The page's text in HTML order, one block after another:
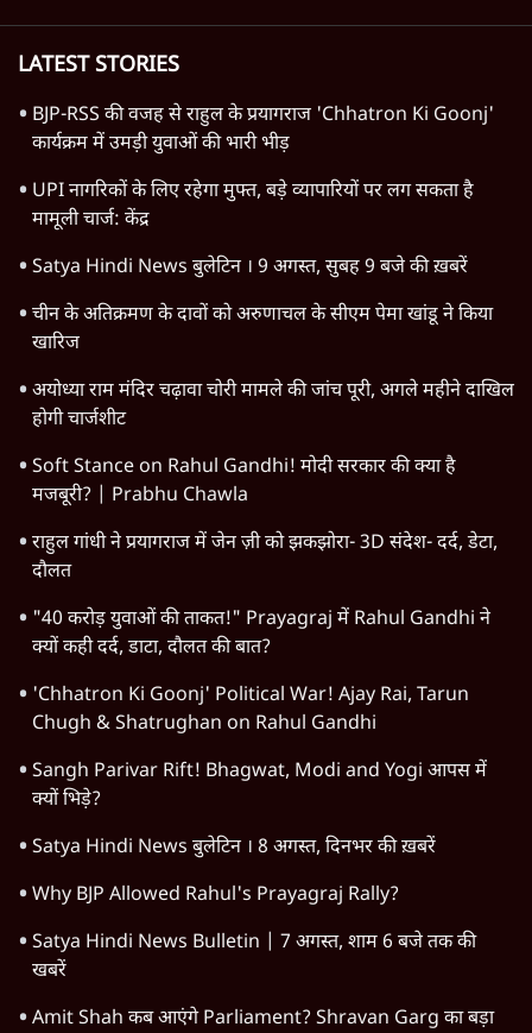
LATEST STORIES
BJP-RSS की वजह से राहुल के प्रयागराज 'Chhatron Ki Goonj'
कार्यक्रम में उमड़ी युवाओं की भारी भीड़
UPI नागरिकों के लिए रहेगा मुफ्त, बड़े व्यापारियों पर लग सकता है
मामूली चार्ज: केंद्र
Satya Hindi News बुलेटिन । 9 अगस्त, सुबह 9 बजे की ख़बरें
चीन के अतिक्रमण के दावों को अरुणाचल के सीएम पेमा खांडू ने किया
खारिज
अयोध्या राम मंदिर चढ़ावा चोरी मामले की जांच पूरी, अगले महीने दाखिल
होगी चार्जशीट
Soft Stance on Rahul Gandhi! मोदी सरकार की क्या है
मजबूरी? | Prabhu Chawla
राहुल गांधी ने प्रयागराज में जेन ज़ी को झकझोरा- 3D संदेश- दर्द, डेटा,
दौलत
"40 करोड़ युवाओं की ताकत!" Prayagraj में Rahul Gandhi ने
क्यों कही दर्द, डाटा, दौलत की बात?
'Chhatron Ki Goonj' Political War! Ajay Rai, Tarun
Chugh & Shatrughan on Rahul Gandhi
Sangh Parivar Rift! Bhagwat, Modi and Yogi आपस में
क्यों भिड़े?
Satya Hindi News बुलेटिन । 8 अगस्त, दिनभर की ख़बरें
Why BJP Allowed Rahul's Prayagraj Rally?
Satya Hindi News Bulletin | 7 अगस्त, शाम 6 बजे तक की
खबरें
Amit Shah कब आएंगे Parliament? Shravan Garg का बड़ा